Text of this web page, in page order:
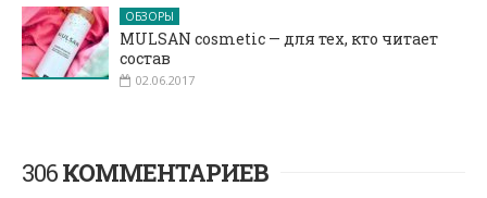
ОБЗОРЫ
MULSAN cosmetic — для тех, кто читает
состав
02.06.2017
306КОММЕНТАРИЕВ